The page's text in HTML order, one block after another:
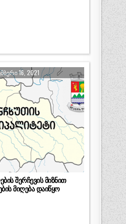
16, 2021
შერჩევის მიზნით
მიღება დაიწყო